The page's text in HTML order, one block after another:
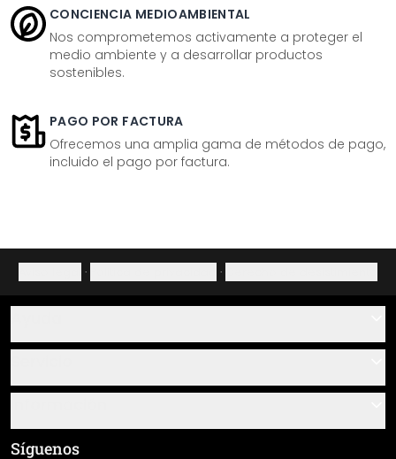
CONCIENCIA MEDIOAMBIENTAL
Nos comprometemos activamente a proteger el
medio ambiente y a desarrollar productos
sostenibles.
PAGO POR FACTURA
Ofrecemos una amplia gama de métodos de pago,
incluido el pago por factura.
· ·
Sobre nosotros
Resumen de materiales
Términos y condiciones generales (CGC)
Síguenos